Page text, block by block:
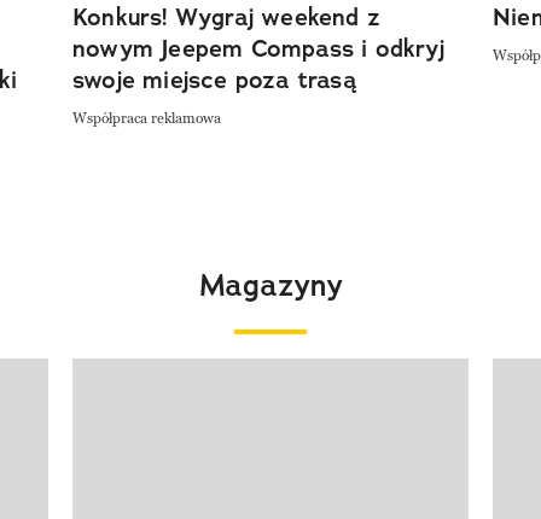
Konkurs! Wygraj weekend z
nowym Jeepem Compass i odkryj
swoje miejsce poza trasą
Współpraca reklamowa
Magazyny